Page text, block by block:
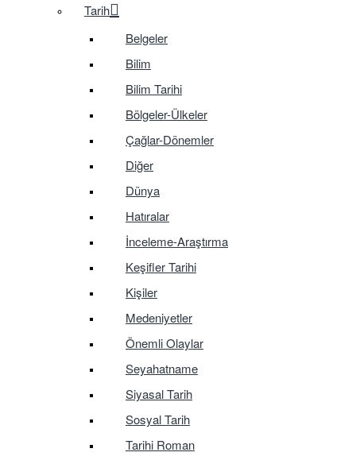
Tarih
Belgeler
Bilim
Bilim Tarihi
Bölgeler-Ülkeler
Çağlar-Dönemler
Diğer
Dünya
Hatıralar
İnceleme-Araştırma
Keşifler Tarihi
Kişiler
Medeniyetler
Önemli Olaylar
Seyahatname
Siyasal Tarih
Sosyal Tarih
Tarihi Roman